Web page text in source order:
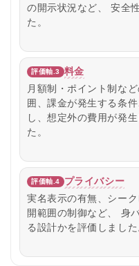
の開示状況など、 安全
た。
評価軸.3
料金
月額制・ポイント制な
囲、課金が発生する条
し、想定外の費用が発
た。
評価軸.4
プライバシー
実名表示の有無、シー
開範囲の制御など、 身
る設計かを評価しました